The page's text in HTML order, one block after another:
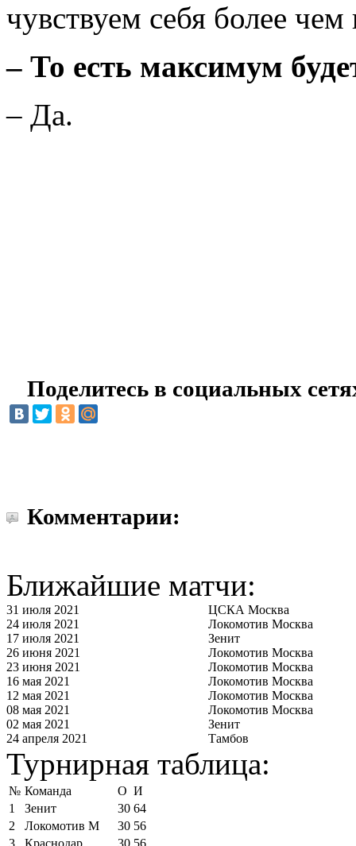
чувствуем себя более
– То есть максимум
– Да.
Поделитесь в социальных
Комментарии:
Ближайшие матчи:
31 июля 2021
ЦСКА Москва
24 июля 2021
Локомотив Москва
17 июля 2021
Зенит
26 июня 2021
Локомотив Москва
23 июня 2021
Локомотив Москва
16 мая 2021
Локомотив Москва
12 мая 2021
Локомотив Москва
08 мая 2021
Локомотив Москва
02 мая 2021
Зенит
24 апреля 2021
Тамбов
Турнирная таблица:
№ Команда О И
1
Зенит 30 64
2
Локомотив М 30 56
3
Краснодар 30 56